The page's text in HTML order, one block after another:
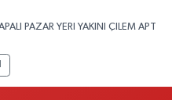
PAZAR YERI YAKINI ÇILEM APT